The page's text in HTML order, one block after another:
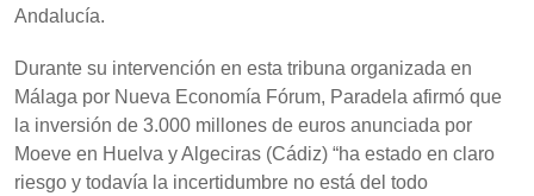
Andalucía.
Durante su intervención en esta tribuna organizada en
Málaga por Nueva Economía Fórum, Paradela afirmó que
la inversión de 3.000 millones de euros anunciada por
Moeve en Huelva y Algeciras (Cádiz) “ha estado en claro
riesgo y todavía la incertidumbre no está del todo